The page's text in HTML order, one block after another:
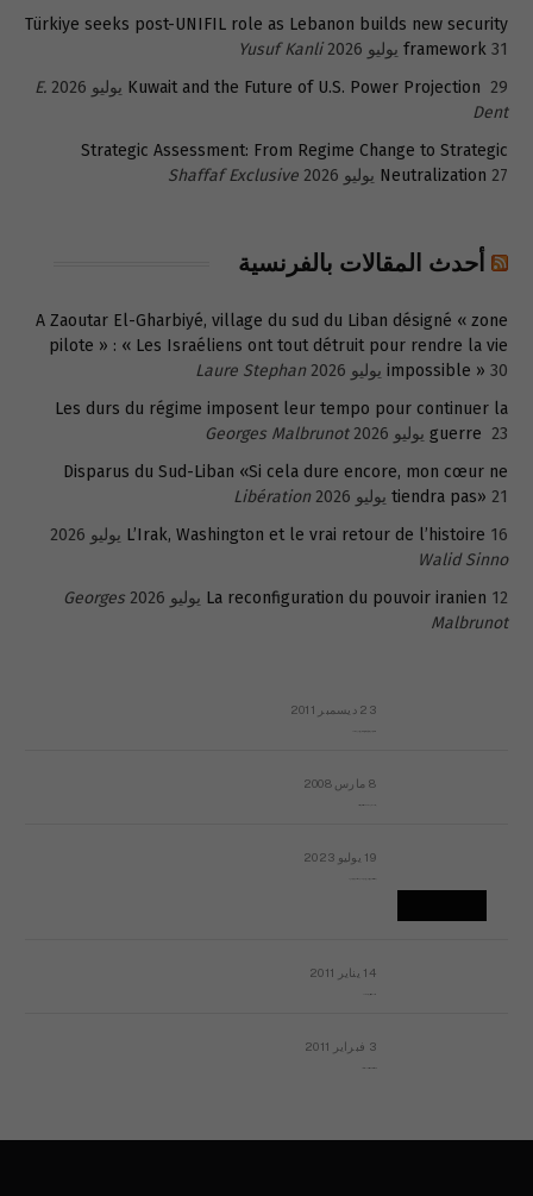
Türkiye seeks post-UNIFIL role as Lebanon builds new security
framework 31 يوليو 2026
Yusuf Kanli
Kuwait and the Future of U.S. Power Projection 29 يوليو 2026
E.
Dent
Strategic Assessment: From Regime Change to Strategic
Neutralization 27 يوليو 2026 Shaffaf Exclusive
أحدث المقالات بالفرنسية
A Zaoutar El-Gharbiyé, village du sud du Liban désigné « zone
pilote » : « Les Israéliens ont tout détruit pour rendre la vie
impossible » 30 يوليو 2026
Laure Stephan
Les durs du régime imposent leur tempo pour continuer la
guerre 23 يوليو 2026
Georges Malbrunot
Disparus du Sud-Liban «Si cela dure encore, mon cœur ne
tiendra pas» 21 يوليو 2026
Libération
L’Irak, Washington et le vrai retour de l’histoire 16 يوليو 2026
Walid Sinno
La reconfiguration du pouvoir iranien 12 يوليو 2026
Georges
Malbrunot
23 ديسمبر 2011
8 مارس 2008
19 يوليو 2023
14 يناير 2011
3 فبراير 2011